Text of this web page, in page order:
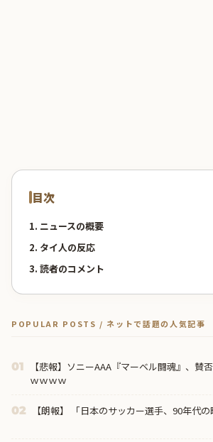
目次
1. ニュースの概要
2. タイ人の反応
3. 読者のコメント
POPULAR POSTS / ネットで話題の人気記事
01
【悲報】ソニーAAA『マーベル闘魂』、賛
ｗｗｗｗ
02 【朗報】 「日本のサッカー選手、90年代の